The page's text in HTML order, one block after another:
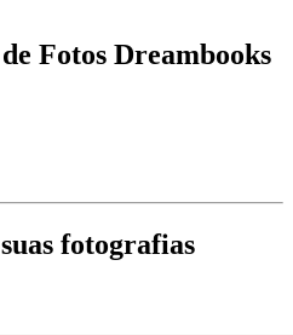
Fotos Dreambooks
fotografias